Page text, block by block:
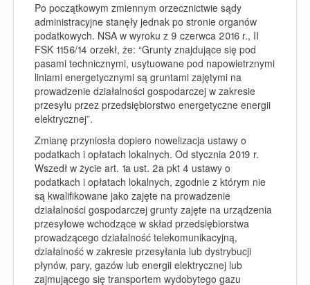
Po początkowym zmiennym orzecznictwie sądy
administracyjne stanęły jednak po stronie organów
podatkowych. NSA w wyroku z 9 czerwca 2016 r., II
FSK 1156/14 orzekł, że: “Grunty znajdujące się pod
pasami technicznymi, usytuowane pod napowietrznymi
liniami energetycznymi są gruntami zajętymi na
prowadzenie działalności gospodarczej w zakresie
przesyłu przez przedsiębiorstwo energetyczne energii
elektrycznej”.
Zmianę przyniosła dopiero nowelizacja ustawy o
podatkach i opłatach lokalnych. Od stycznia 2019 r.
Wszedł w życie art. 1a ust. 2a pkt 4 ustawy o
podatkach i opłatach lokalnych, zgodnie z którym nie
są kwalifikowane jako zajęte na prowadzenie
działalności gospodarczej grunty zajęte na urządzenia
przesyłowe wchodzące w skład przedsiębiorstwa
prowadzącego działalność telekomunikacyjną,
działalność w zakresie przesyłania lub dystrybucji
płynów, pary, gazów lub energii elektrycznej lub
zajmującego się transportem wydobytego gazu